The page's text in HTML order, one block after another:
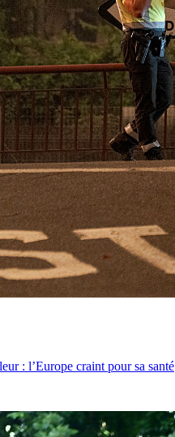
: l’Europe craint pour sa santé